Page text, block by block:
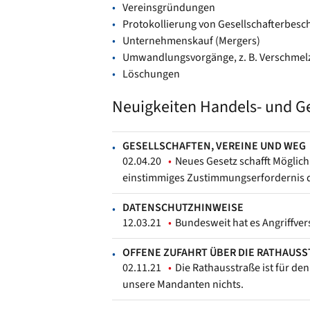
Vereinsgründungen
Protokollierung von
Unternehmenskauf (Mergers)
Umwandlungsvorgänge, z. B.
Löschungen
Neuigkeiten Handels- und
GESELLSCHAFTEN, VEREINE UND WEG
02.04.20
Neues Gesetz schafft
einstimmiges Zustimmungserfordernis
DATENSCHUTZHINWEISE
12.03.21
Bundesweit hat es
OFFENE ZUFAHRT ÜBER DIE
02.11.21
Die Rathausstraße ist für
unsere Mandanten nichts.